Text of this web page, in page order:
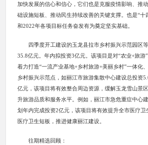
加快发展的信心和信心，它们也是克服疫情影响、推
础设施短板、推动民生持续改善的关键支撑。也是“十
和2022年各项目标任务奋发有为奠定坚实基础。
四季度开工建设的玉龙县拉市乡村振兴示范园区
35.8亿元。年内拟投资3亿元。该项目是对“农业+旅游
着力打造“一流产业基地+乡村旅游+美丽乡村”一体化
乡村振兴示范点，如丽江市旅游集散中心建设总投资
亿元，该项目将有效整合周边资源，缓解玉龙雪山景
升旅游品质和服务水平。例如，丽江市急危重症中心
划年内完成投资2亿元，该项目将有效提升全市医疗
医疗卫生短板，推进健康丽江建设。
往期精选回顾：